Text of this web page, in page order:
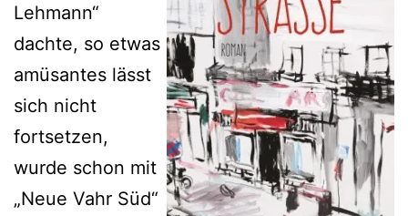
Lehmann“
dachte, so etwas
amüsantes lässt
sich nicht
fortsetzen,
wurde schon mit
„Neue Vahr Süd“